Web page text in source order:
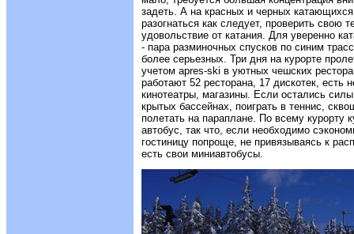
задеть. А на красных и черных катающихся
разогнаться как следует, проверить свою
удовольствие от катания. Для уверенно
- пара разминочных спусков по синим
более серьезных. Три дня на курорте
учетом apres-ski в уютных чешских
работают 52 ресторана, 17 дискотек, есть
кинотеатры, магазины. Если остались
крытых бассейнах, поиграть в теннис,
полетать на параплане. По всему курорту
автобус, так что, если необходимо
гостиницу попроще, не привязываясь к
есть свои миниавтобусы.